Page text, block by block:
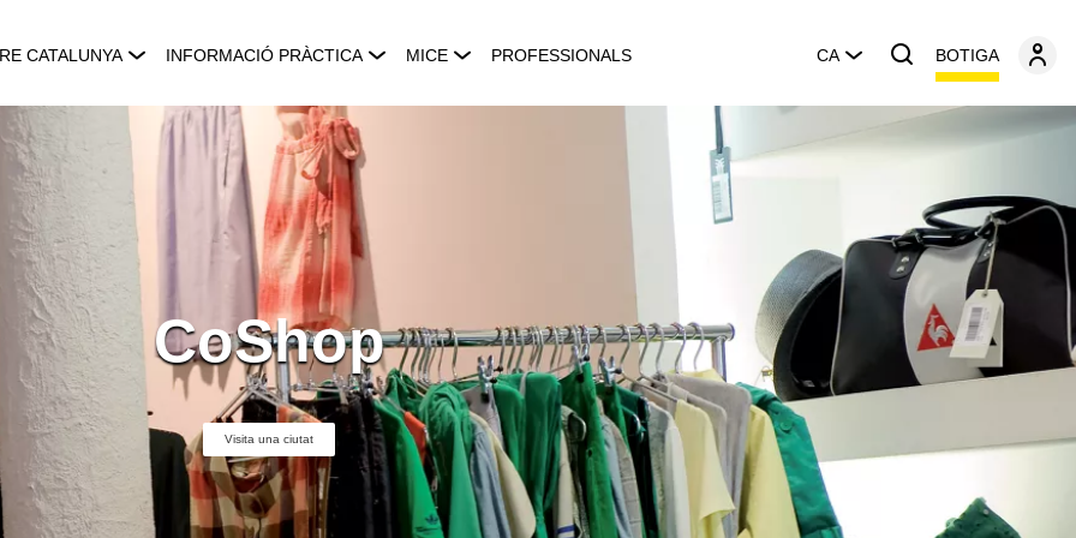
CATALUNYA INFORMACIÓ PRÀCTICA MICE PROFESSIONALS CA BOTIGA
CoShop
Visita una ciutat